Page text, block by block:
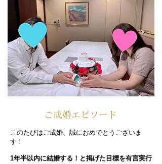
ご成婚エピソード
このたびはご成婚、誠におめでとうございま
す！
1年半以内に結婚する！と掲げた目標を有言実行